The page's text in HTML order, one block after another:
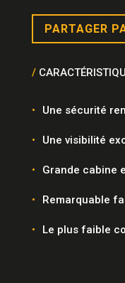
PARTAGER
/
Une sécurité
Une visibilité
Grande cabine
Remarquable
Le plus faible